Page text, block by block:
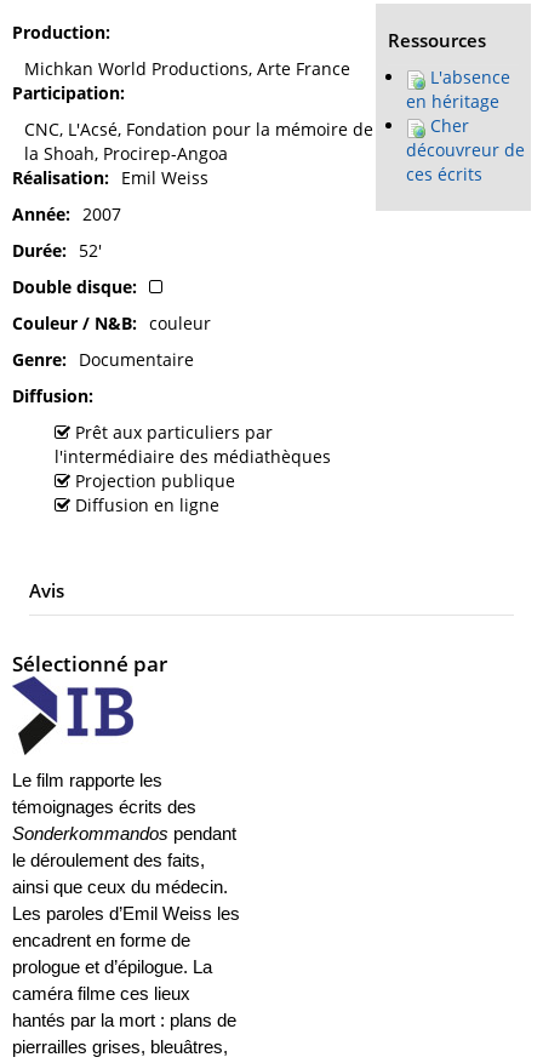
Production
Michkan World Productions, Arte France
Participation
CNC, L'Acsé, Fondation pour la mémoire de
la Shoah, Procirep-Angoa
Réalisation
Emil Weiss
Année
2007
Durée
52'
Double disque
Couleur / N&B
couleur
Genre
Documentaire
Diffusion
Prêt aux particuliers par
l'intermédiaire des médiathèques
Projection publique
Diffusion en ligne
Ressources
L'absence
en héritage
Cher
découvreur de
ces écrits
Avis
Sélectionné par
Le film rapporte les
témoignages écrits des
Sonderkommandos pendant
le déroulement des faits,
ainsi que ceux du médecin.
Les paroles d’Emil Weiss les
encadrent en forme de
prologue et d’épilogue. La
caméra filme ces lieux
hantés par la mort : plans de
pierrailles grises, bleuâtres,